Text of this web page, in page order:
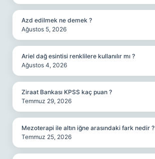
Azd edilmek ne demek ?
Ağustos 5, 2026
Ariel dağ esintisi renklilere kullanılır mı ?
Ağustos 4, 2026
Ziraat Bankası KPSS kaç puan ?
Temmuz 29, 2026
Mezoterapi ile altın iğne arasındaki fark nedir ?
Temmuz 25, 2026